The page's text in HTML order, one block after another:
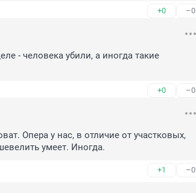
+0 –0
- человека убили, а иногда такие
+0 –0
Опера у нас, в отличие от участковых,
умеет. Иногда.
+1 –0